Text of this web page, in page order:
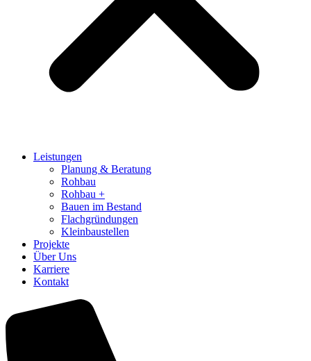
Leistungen
Planung & Beratung
Rohbau
Rohbau +
Bauen im Bestand
Flachgründungen
Kleinbaustellen
Projekte
Über Uns
Karriere
Kontakt